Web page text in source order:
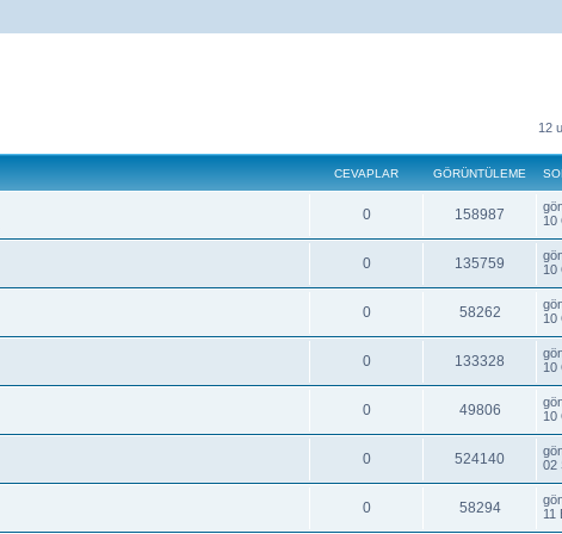
12
CEVAPLAR GÖRÜNTÜLEME
0 158987
10
0 135759
10
0 58262
10
0 133328
10
0 49806
10
0 524140
02
0 58294
11